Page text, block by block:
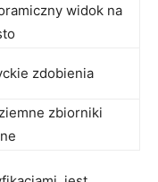
widok na
zdobienia
zbiorniki